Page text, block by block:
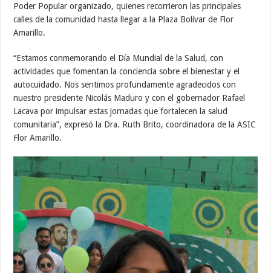
Poder Popular organizado, quienes recorrieron las principales
calles de la comunidad hasta llegar a la Plaza Bolívar de Flor
Amarillo.
“Estamos conmemorando el Día Mundial de la Salud, con
actividades que fomentan la conciencia sobre el bienestar y el
autocuidado. Nos sentimos profundamente agradecidos con
nuestro presidente Nicolás Maduro y con el gobernador Rafael
Lacava por impulsar estas jornadas que fortalecen la salud
comunitaria”, expresó la Dra. Ruth Brito, coordinadora de la ASIC
Flor Amarillo.